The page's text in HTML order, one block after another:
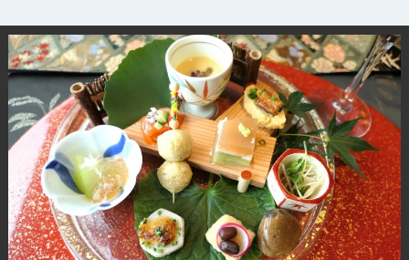
観光ガイド
ランキング